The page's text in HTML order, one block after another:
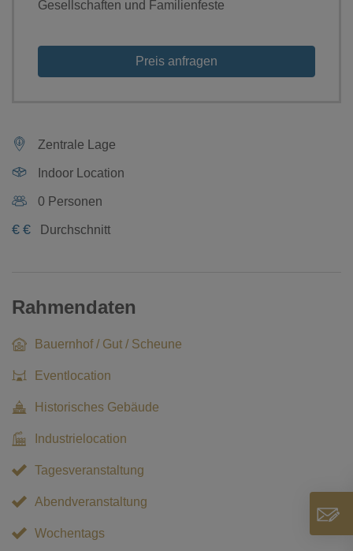
Gesellschaften und Familienfeste
Preis anfragen
Zentrale Lage
Indoor Location
0 Personen
€ € Durchschnitt
Rahmendaten
Bauernhof / Gut / Scheune
Eventlocation
Historisches Gebäude
Industrielocation
Tagesveranstaltung
Abendveranstaltung
Wochentags